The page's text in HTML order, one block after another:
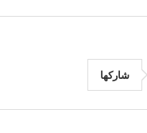
شاركها